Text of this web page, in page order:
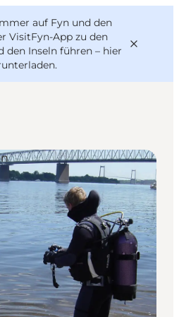
auf Fyn und den
VisitFyn-App zu den
den Inseln führen – hier
.